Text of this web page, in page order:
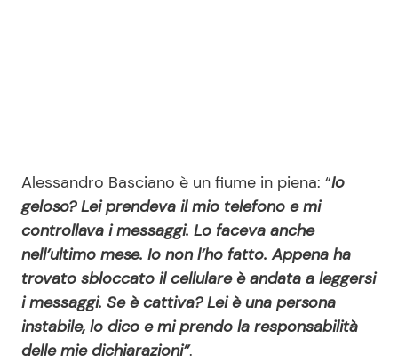
Alessandro Basciano è un fiume in piena: “Io
geloso? Lei prendeva il mio telefono e mi
controllava i messaggi. Lo faceva anche
nell’ultimo mese. Io non l’ho fatto. Appena ha
trovato sbloccato il cellulare è andata a leggersi
i messaggi. Se è cattiva? Lei è una persona
instabile, lo dico e mi prendo la responsabilità
delle mie dichiarazioni”.